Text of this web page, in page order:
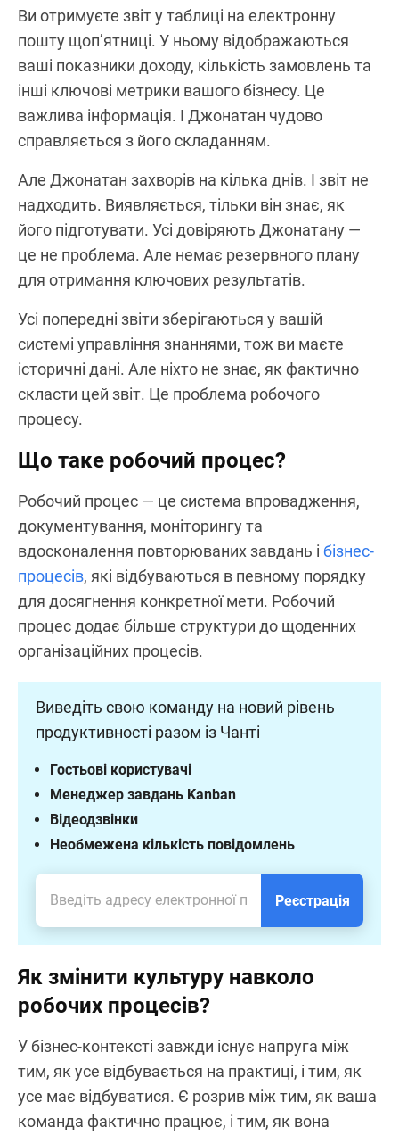
Ви отримуєте звіт у таблиці на електронну
пошту щоп’ятниці. У ньому відображаються
ваші показники доходу, кількість замовлень та
інші ключові метрики вашого бізнесу. Це
важлива інформація. І Джонатан чудово
справляється з його складанням.
Але Джонатан захворів на кілька днів. І звіт не
надходить. Виявляється, тільки він знає, як
його підготувати. Усі довіряють Джонатану —
це не проблема. Але немає резервного плану
для отримання ключових результатів.
Усі попередні звіти зберігаються у вашій
системі управління знаннями, тож ви маєте
історичні дані. Але ніхто не знає, як фактично
скласти цей звіт. Це проблема робочого
процесу.
Що таке робочий процес?
Робочий процес — це система впровадження,
документування, моніторингу та
вдосконалення повторюваних завдань і бізнес-
процесів, які відбуваються в певному порядку
для досягнення конкретної мети. Робочий
процес додає більше структури до щоденних
організаційних процесів.
Виведіть свою команду на новий рівень
продуктивності разом із Чанті
Необмежена кількість повідомлень
Відеодзвінки
Менеджер завдань Kanban
Гостьові користувачі
Реєстрація
Як змінити культуру навколо
робочих процесів?
У бізнес-контексті завжди існує напруга між
тим, як усе відбувається на практиці, і тим, як
усе має відбуватися. Є розрив між тим, як ваша
команда фактично працює, і тим, як вона